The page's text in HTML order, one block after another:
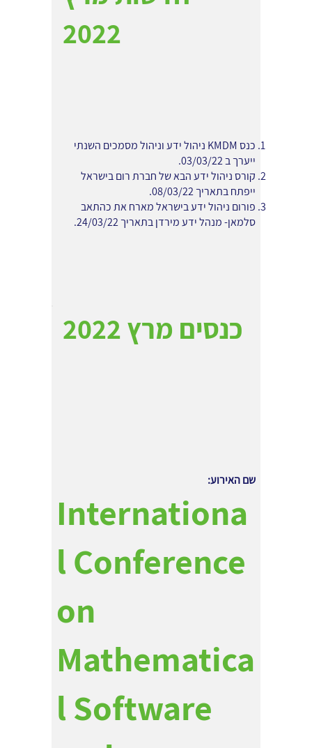
2022
כנס KMDM ניהול ידע וניהול מסמכים השנתי
ייערך ב 03/03/22.
קורס ניהול ידע הבא של חברת רום בישראל
ייפתח בתאריך 08/03/22.
פורום ניהול ידע בישראל מארח את כהתאב
סלמאן- מנהל ידע מירדן בתאריך 24/03/22.
כנסים מרץ 2022
שם האירוע:
Internationa
l Conference
on
Mathematica
l Software